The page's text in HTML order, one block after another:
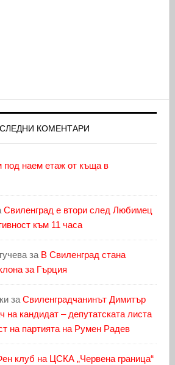
КОМЕНТАРИ
под наем етаж от къща в
Свиленград е втори след Любимец
към 11 часа
за В Свиленград стана
за Гърция
за Свиленградчанинът Димитър
на кандидат – депутатската листа
на партията на Румен Радев
клуб на ЦСКА „Червена граница“